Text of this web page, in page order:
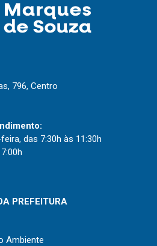
796, Centro
das 7:30h às 11:30h
PREFEITURA
Ambiente